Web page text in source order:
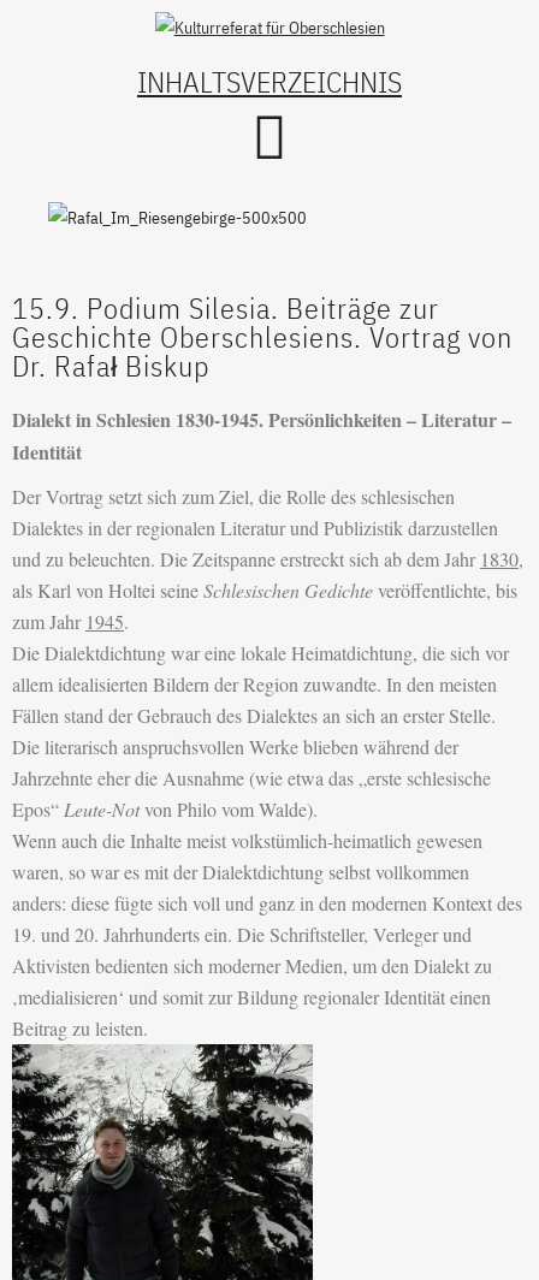
INHALTSVERZEICHNIS
15.9. Podium Silesia. Beiträge zur
Geschichte Oberschlesiens. Vortrag von
Dr. Rafał Biskup
Dialekt in Schlesien 1830-1945. Persönlichkeiten – Literatur –
Identität
Der Vortrag setzt sich zum Ziel, die Rolle des schlesischen
Dialektes in der regionalen Literatur und Publizistik darzustellen
und zu beleuchten. Die Zeitspanne erstreckt sich ab dem Jahr 1830,
als Karl von Holtei seineSchlesischen Gedichteveröffentlichte, bis
zum Jahr 1945.
Die Dialektdichtung war eine lokale Heimatdichtung, die sich vor
allem idealisierten Bildern der Region zuwandte. In den meisten
Fällen stand der Gebrauch des Dialektes an sich an erster Stelle.
Die literarisch anspruchsvollen Werke blieben während der
Jahrzehnte eher die Ausnahme (wie etwa das „erste schlesische
Epos“ Leute-Notvon Philo vom Walde).
Wenn auch die Inhalte meist volkstümlich-heimatlich gewesen
waren, so war es mit der Dialektdichtung selbst vollkommen
anders: diese fügte sich voll und ganz in den modernen Kontext des
19. und 20. Jahrhunderts ein. Die Schriftsteller, Verleger und
Aktivisten bedienten sich moderner Medien, um den Dialekt zu
‚medialisieren‘ und somit zur Bildung regionaler Identität einen
Beitrag zu leisten.